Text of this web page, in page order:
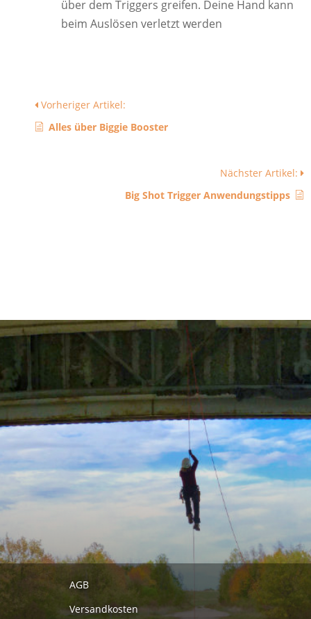
über dem Triggers greifen. Deine Hand kann
beim Auslösen verletzt werden
Vorheriger Artikel:
Alles über Biggie Booster
Nächster Artikel:
Big Shot Trigger Anwendungstipps
AGB
Versandkosten